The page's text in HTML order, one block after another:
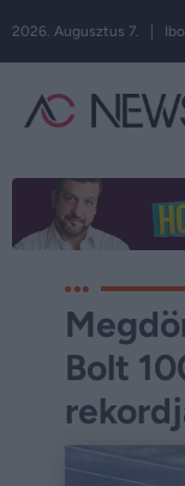
2026. Augusztus 7. |
Bolt